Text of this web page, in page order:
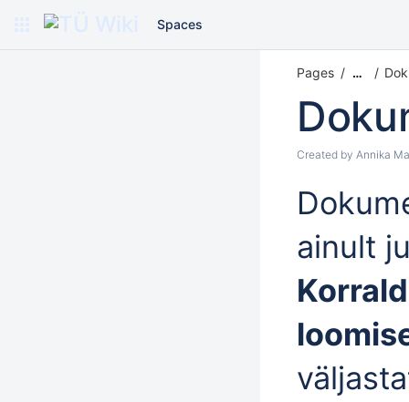
Spaces
Pages …
Created by Annika
ainult